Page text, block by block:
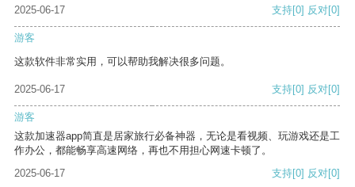
2025-06-17
支持[0] 反对[0]
游客
这款软件非常实用，可以帮助我解决很多问题。
2025-06-17 支持[0] 反对[0]
游客
这款加速器app简直是居家旅行必备神器，无论是看视频、玩游戏还是工
作办公，都能畅享高速网络，再也不用担心网速卡顿了。
2025-06-17
支持[0] 反对[0]